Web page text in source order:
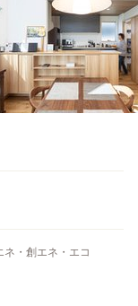
ネ・創エネ・エコ